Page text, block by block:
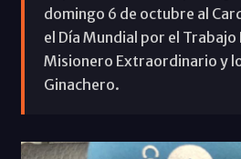
domingo 6 de octubre al
el Día Mundial por el Trabajo
Misionero Extraordinario y
Ginachero.